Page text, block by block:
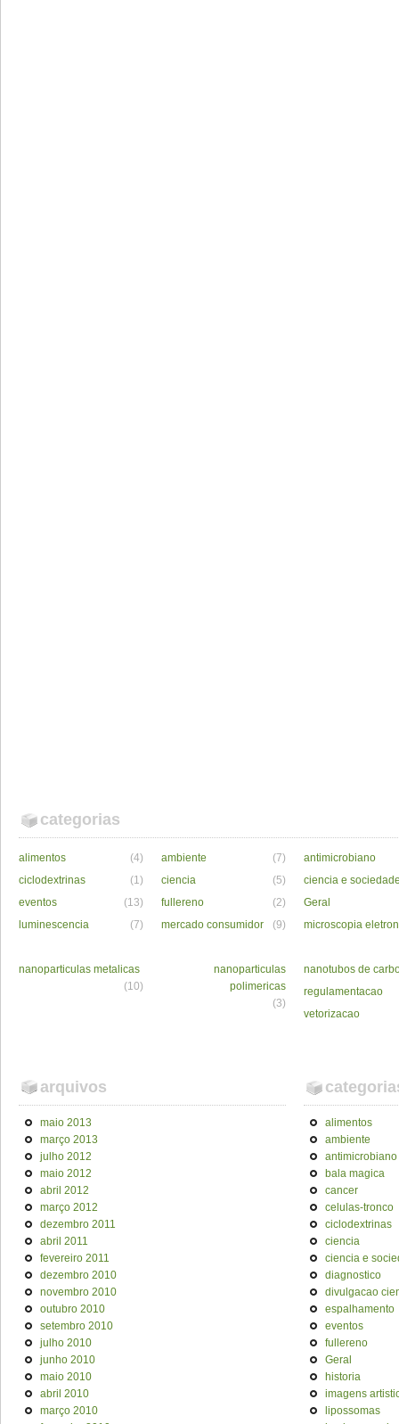
categorias
alimentos (4) ambiente (7)
antimicrobiano
ciclodextrinas
(1) ciencia (5)
ciencia e
eventos
(13) fullereno (2)
Geral
luminescencia
(7) mercado consumidor (9) microscopia
nanoparticulas metalicas
(10)
nanoparticulas
polimericas
(3)
nanotubos de
regulamentacao
vetorizacao
arquivos
maio 2013
março 2013
julho 2012
maio 2012
abril 2012
março 2012
dezembro 2011
abril 2011
fevereiro 2011
dezembro 2010
novembro 2010
outubro 2010
setembro 2010
julho 2010
junho 2010
maio 2010
abril 2010
março 2010
alimentos
ambiente
antimicrobiano
bala magica
cancer
celulas-tronco
ciclodextrinas
ciencia
ciencia e
diagnostico
divulgacao
espalhamento
eventos
fullereno
Geral
historia
imagens
lipossomas